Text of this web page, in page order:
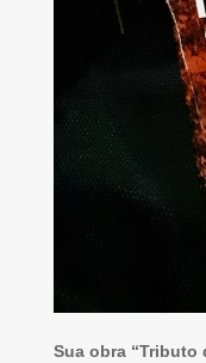
Sua obra “Tributo